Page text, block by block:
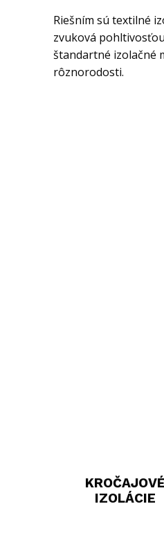
Riešním sú textilné
zvuková
štandartné izolačné
rôznorodosti.
KROČAJOVÉ
IZOLÁCIE